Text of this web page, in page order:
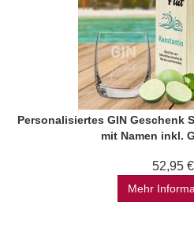
Personalisiertes GIN Geschenk
mit Namen inkl.
52,95
Mehr